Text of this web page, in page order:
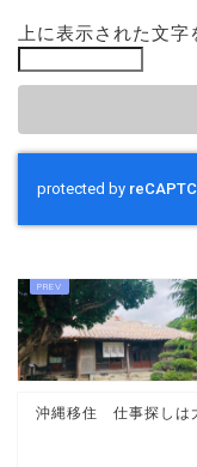
上に表示された文字
沖縄移住 仕事探しは